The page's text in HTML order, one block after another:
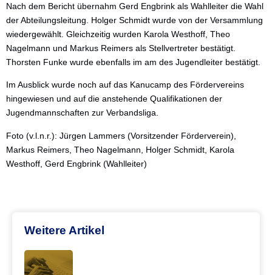
Nach dem Bericht übernahm Gerd Engbrink als Wahlleiter die Wahl
der Abteilungsleitung. Holger Schmidt wurde von der Versammlung
wiedergewählt. Gleichzeitig wurden Karola Westhoff, Theo
Nagelmann und Markus Reimers als Stellvertreter bestätigt.
Thorsten Funke wurde ebenfalls im am des Jugendleiter bestätigt.
Im Ausblick wurde noch auf das Kanucamp des Fördervereins
hingewiesen und auf die anstehende Qualifikationen der
Jugendmannschaften zur Verbandsliga.
Foto (v.l.n.r.): Jürgen Lammers (Vorsitzender Förderverein),
Markus Reimers, Theo Nagelmann, Holger Schmidt, Karola
Westhoff, Gerd Engbrink (Wahlleiter)
Weitere Artikel